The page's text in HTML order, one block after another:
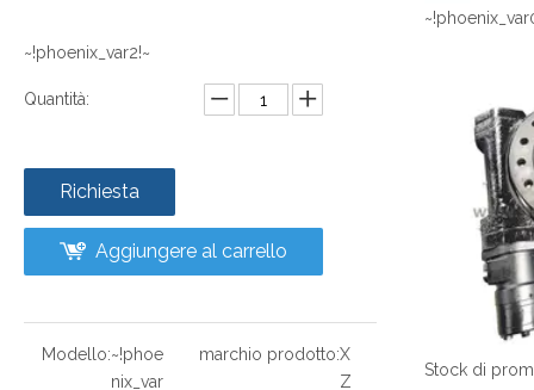
~!phoenix_var2!~
Quantità:
Richiesta
Aggiungere al carrello
Modello:~!phoe
nix_var
marchio prodotto:X
Z